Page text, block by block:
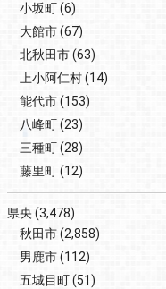
小坂町(6)
大館市(67)
北秋田市(63)
上小阿仁村(14)
能代市(153)
八峰町(23)
三種町(28)
藤里町(12)
県央 (3,478)
秋田市(2,858)
男鹿市(112)
五城目町(51)